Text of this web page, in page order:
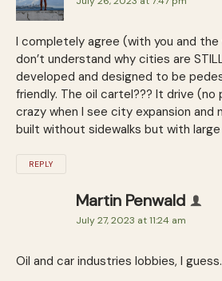
I completely agree (with you and
don’t understand why cities are
developed and designed to be
friendly. The oil cartel??? It drive (no
crazy when I see city expansion and
built without sidewalks but with large
REPLY
Martin Penwald
July 27, 2023 at 11:24 am
Oil and car industries lobbies, I guess.